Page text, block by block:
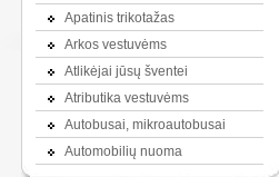
Apatinis trikotažas
Arkos vestuvėms
Atlikėjai jūsų šventei
Atributika vestuvėms
Autobusai, mikroautobusai
Automobilių nuoma